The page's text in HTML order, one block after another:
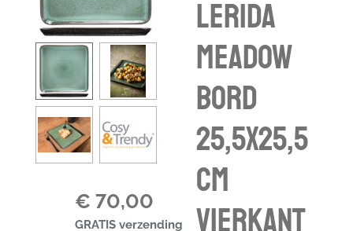
LERIDA
MEADOW
BORD
25,5X25,5
CM
VIERKANT
€ 70,00
GRATIS verzending